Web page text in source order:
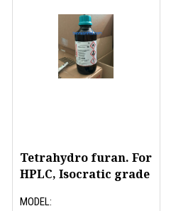
Tetrahydro furan. For
HPLC, Isocratic grade
MODEL: